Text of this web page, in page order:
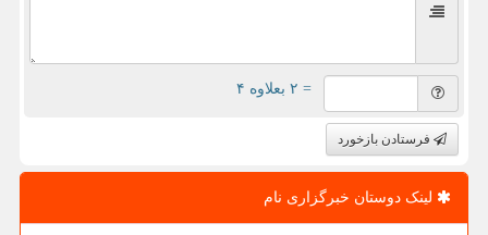
= ۲ بعلاوه ۴
فرستادن بازخورد
لینک دوستان خبرگزاری نام